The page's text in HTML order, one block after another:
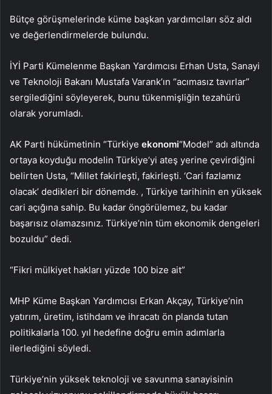
Bütçe görüşmelerinde küme başkan yardımcıları söz aldı
ve değerlendirmelerde bulundu.
İYİ Parti Kümelenme Başkan Yardımcısı Erhan Usta, Sanayi
ve Teknoloji Bakanı Mustafa Varank’ın “acımasız tavırlar”
sergilediğini söyleyerek, bunu tükenmişliğin tezahürü
olarak yorumladı.
AK Parti hükümetinin “Türkiye ekonomi“Model” adı altında
ortaya koyduğu modelin Türkiye’yi ateş yerine çevirdiğini
belirten Usta, “Millet fakirleşti, fakirleşti. ‘Cari fazlamız
olacak’ dedikleri bir dönemde. , Türkiye tarihinin en yüksek
cari açığına sahip. Bu kadar öngörülemez, bu kadar
başarısız olamazsınız. Türkiye’nin tüm ekonomik dengeleri
bozuldu” dedi.
“Fikri mülkiyet hakları yüzde 100 bize ait”
MHP Küme Başkan Yardımcısı Erkan Akçay, Türkiye’nin
yatırım, üretim, istihdam ve ihracatı ön planda tutan
politikalarla 100. yıl hedefine doğru emin adımlarla
ilerlediğini söyledi.
Türkiye’nin yüksek teknoloji ve savunma sanayisinin